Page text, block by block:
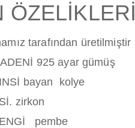
ÖZELİKLERİ
tarafından üretilmiştir
925 ayar gümüş
bayan kolye
zirkon
pembe